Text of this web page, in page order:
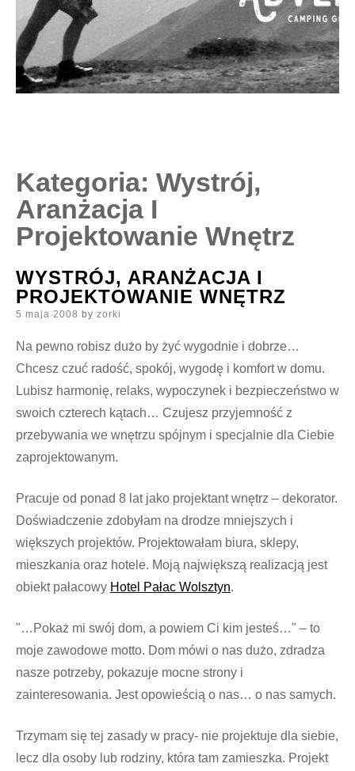
Kategoria: Wystrój,
Aranżacja I
Projektowanie Wnętrz
WYSTRÓJ, ARANŻACJA I
PROJEKTOWANIE WNĘTRZ
Posted
5 maja 2008 by zorki
Na pewno robisz dużo by żyć wygodnie i dobrze…
Chcesz czuć radość, spokój, wygodę i komfort w domu.
Lubisz harmonię, relaks, wypoczynek i bezpieczeństwo w
swoich czterech kątach… Czujesz przyjemność z
przebywania we wnętrzu spójnym i specjalnie dla Ciebie
zaprojektowanym.
Pracuje od ponad 8 lat jako projektant wnętrz – dekorator.
Doświadczenie zdobyłam na drodze mniejszych i
większych projektów. Projektowałam biura, sklepy,
mieszkania oraz hotele. Moją największą realizacją jest
obiekt pałacowy Hotel Pałac Wolsztyn.
"…Pokaż mi swój dom, a powiem Ci kim jesteś…" – to
moje zawodowe motto. Dom mówi o nas dużo, zdradza
nasze potrzeby, pokazuje mocne strony i
zainteresowania. Jest opowieścią o nas… o nas samych.
Trzymam się tej zasady w pracy- nie projektuje dla siebie,
lecz dla osoby lub rodziny, która tam zamieszka. Projekt